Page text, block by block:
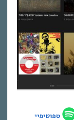
ספוטיפיי